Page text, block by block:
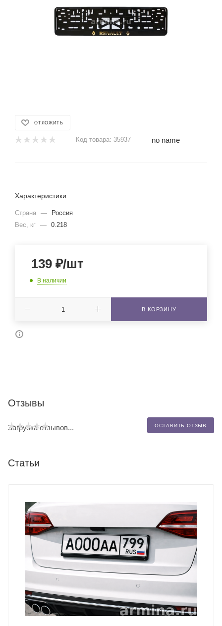
ОТЛОЖИТЬ
Код товара: 35937 no name
Характеристики
Страна —
Россия
Вес, кг — 0.218
139 ₽/шт
В наличии
В КОРЗИНУ
Отзывы
ОСТАВИТЬ ОТЗЫВ
Загрузка отзывов...
Статьи